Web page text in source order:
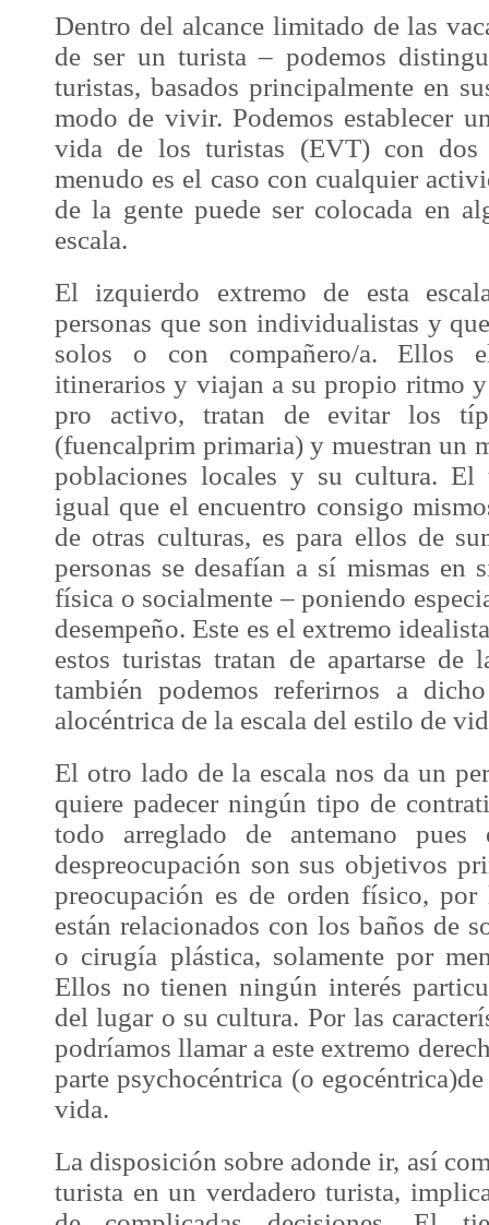
Dentro del alcance limitado de las
de ser un turista – podemos
turistas, basados principalmente en
modo de vivir. Podemos establecer
vida de los turistas (EVT) con dos
menudo es el caso con cualquier
de la gente puede ser colocada en
escala.
El izquierdo extremo de esta
personas que son individualistas y
solos o con compañero/a. Ellos
itinerarios y viajan a su propio ritmo y
pro activo, tratan de evitar los
(fuencalprim primaria) y muestran un
poblaciones locales y su cultura.
igual que el encuentro consigo
de otras culturas, es para ellos de
personas se desafían a sí mismas en
física o socialmente – poniendo
desempeño. Este es el extremo
estos turistas tratan de apartarse de
también podemos referirnos a
alocéntrica de la escala del estilo de
El otro lado de la escala nos da un
quiere padecer ningún tipo de
todo arreglado de antemano
despreocupación son sus objetivos
preocupación es de orden físico, por
están relacionados con los baños de
o cirugía plástica, solamente por
Ellos no tienen ningún interés
del lugar o su cultura. Por las
podríamos llamar a este extremo
parte psychocéntrica (o egocéntrica)
vida.
La disposición sobre adonde ir, así
turista en un verdadero turista,